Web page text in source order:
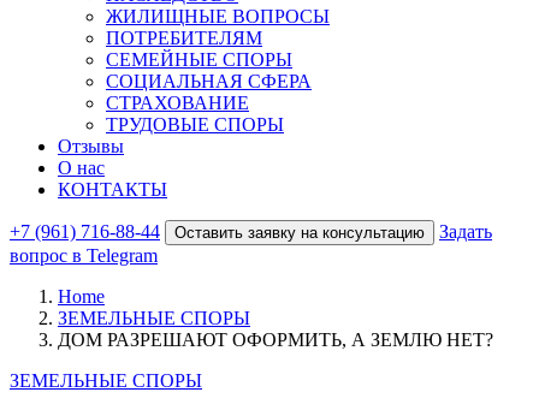
ЖИЛИЩНЫЕ ВОПРОСЫ
ПОТРЕБИТЕЛЯМ
СЕМЕЙНЫЕ СПОРЫ
СОЦИАЛЬНАЯ СФЕРА
СТРАХОВАНИЕ
ТРУДОВЫЕ СПОРЫ
Отзывы
О нас
КОНТАКТЫ
+7 (961) 716-88-44 Оставить заявку на консультацию
Задать
вопрос в Telegram
Home
ЗЕМЕЛЬНЫЕ СПОРЫ
ДОМ РАЗРЕШАЮТ ОФОРМИТЬ, А ЗЕМЛЮ НЕТ?
ЗЕМЕЛЬНЫЕ СПОРЫ